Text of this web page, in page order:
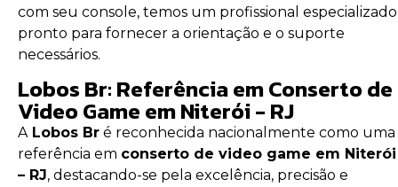
com seu console, temos um profissional especializado
pronto para fornecer a orientação e o suporte
necessários.
Lobos Br: Referência em Conserto de
Video Game em Niterói - RJ
ALobos Br é reconhecida nacionalmente como uma
referência em conserto de video game em Niterói
– RJ, destacando-se pela excelência, precisão e